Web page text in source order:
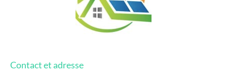
Contact et adresse